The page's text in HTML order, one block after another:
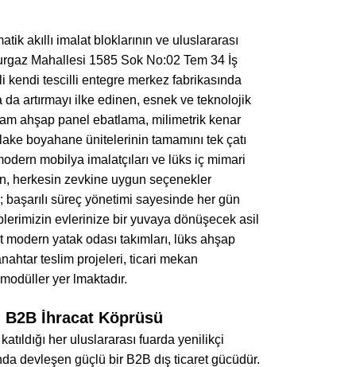
akıllı imalat bloklarının ve uluslararası
Mahallesi 1585 Sok No:02 Tem 34 İş
tescilli entegre merkez fabrikasında
artırmayı ilke edinen, esnek ve teknolojik
ahşap panel ebatlama, milimetrik kenar
boyahane ünitelerinin tamamını tek çatı
mobilya imalatçıları ve lüks iç mimari
herkesin zevkine uygun seçenekler
süreç yönetimi sayesinde her gün
evlerinize bir yuvaya dönüşecek asil
yatak odası takımları, lüks ahşap
teslim projeleri, ticari mekan
yer lmaktadır.
B2B İhracat Köprüsü
her uluslararası fuarda yenilikçi
devleşen güçlü bir B2B dış ticaret gücüdür.